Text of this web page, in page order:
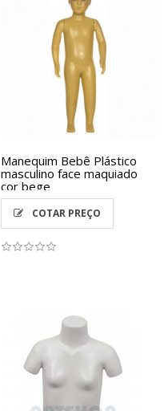
Manequim Bebê Plástico
masculino face maquiado
cor bege
COTAR PREÇO